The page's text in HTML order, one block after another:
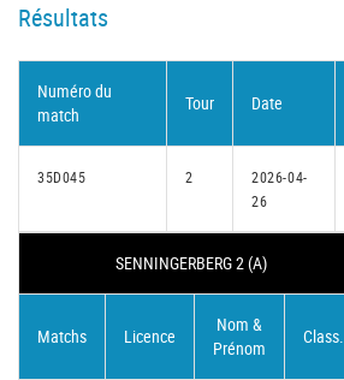
Résultats
Numéro du
match
Tour Date
35D045 2
2026-04-
26
SENNINGERBERG 2 (A)
Matchs Licence
Nom &
Prénom
Class.